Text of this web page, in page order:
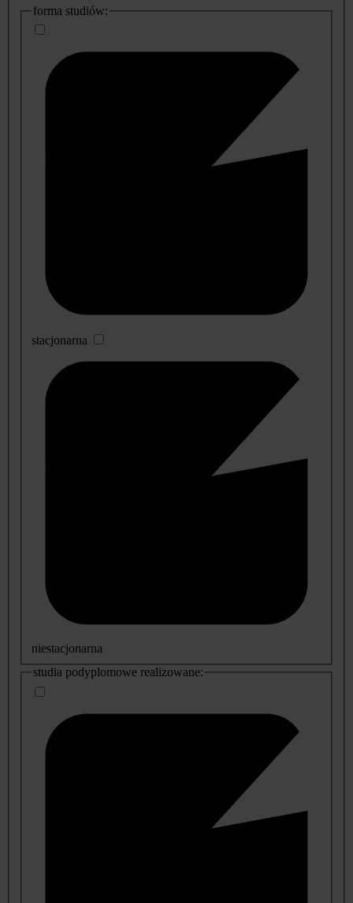
dodatkowe
informacje
forma studiów:
stacjonarna
niestacjonarna
studia podyplomowe realizowane: